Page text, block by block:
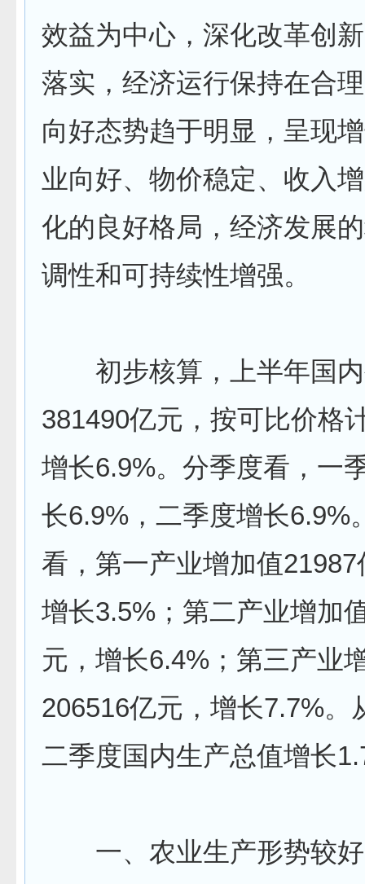
效益为中心，深化改革创
落实，经济运行保持在合
向好态势趋于明显，呈现
业向好、物价稳定、收入
化的良好格局，经济发展
调性和可持续性增强。
初步核算，上半年国内
381490亿元，按可比价格
增长6.9%。分季度看，一
长6.9%，二季度增长6.9%
看，第一产业增加值
增长3.5%；第二产业增加
元，增长6.4%；第三产业
206516亿元，增长7.7%。
二季度国内生产总值增长
一、农业生产形势较好